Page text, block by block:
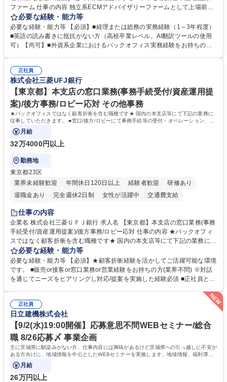
ファーム 仕事の内容 独立系ECMアドバイザリーファームとして上場前後
の資本市場戦略を設計する当社にて経理・総務をお任せします。基礎的な
バックオフィス業務からスタートし組織を支える専任担当として広く活躍
できる環境です。 ■日常経理、月次および年次決算サポート業務 ■本国
（グローバル）との英文メール対応（AI翻訳ツール等を使用しての対応で
業務をお任せします。残業も基本的には発生せず、ご自身のペースで業務
を進めやすく定着率の高い環境です。 募集職種 東京【経理・総務】週1日
出社程度のリモート中心/残業基本無/独立系ファーム
必要な経験・能力等
必要な経験・能力等 【必須】■経理または総務の実務経験（1～3年程度）
■英語の読み書きに抵抗がない方（高校卒業レベル。AI翻訳ツールの使用
可）【尚可】■外資系企業におけるバックオフィス実務経験をお持ちの方
【働き方について】現在は週4日程度の在宅勤務を実施しており、ワーク
ライフバランスを重視する方に最適な環境です（フルリモートも面接で相
談可）。【求める人物像】幅広いバックオフィス業務に柔軟に対応でき、
社内外と円滑にコミュニケーションを取りながら業務を推進できる方 学
歴・資格 学歴：大学院 大学 高専 短大 専修学校 高校 語学力： 資格：
正社員
株式会社三菱UFJ銀行
【東京都】本支店の窓口業務(事務手続受付/資産運用提
案)/後方事務/ロビー応対 その他事務
★バックオフィスではなく顧客折衝を含む職種です★ 国内の本支店等にて下記の業務に
従事していただきます。 ■窓口/後方/ロビーにて事務手続等の受付・オペレーション、お
客様対応
月給
32万4000円以上
勤務地
東京都23区
業界未経験歓迎
年間休日120日以上 経験者歓迎
研修あり
退職金あり
完全週休2日制 女性が活躍中
交通費支給
土日祝休み
仕事の内容
企業名 株式会社三菱ＵＦＪ銀行 求人名 【東京都】本支店の窓口業務(事務
手続受付/資産運用提案)/後方事務/ロビー応対 仕事の内容 ★バックオフィ
スではなく顧客折衝を含む職種です★ 国内の本支店等にて下記の業務に従
事していただきます。 ■窓口/後方/ロビーにて事務手続等の受付・オペレ
ーション、お客様対応 ■窓口にて、ご来店された個人のお客様に対して金
融商品のご提案 ■効率的な事務運用の検討・構築等 ≪業務紹介：ご応募前
に必ずご覧ください≫ ※記事 https://www.mysite.bk.mufg.jp/career/circle/
必要な経験・能力等
必要な経験・能力等 【必須】★顧客折衝経験を活かしてご活躍可能な環境
です。 ■販売or接客or窓口業務or営業経験をお持ちの方(業界不問) ※対話
を通じてニーズをヒアリングし対応/提案を実施した経験必須 ■正社員とし
事務経験 ■金融商品の提案・販売経験 ≪魅力≫研修やOJT環境が整ってい
るので安心して入行いただけます。 幅広いキャリアの選択肢があり、公募
や社内副業等を活用し、 一人ひとりが挑戦できるカルチャーが浸透してい
ます。 学歴・資格 学歴：大学院 大学 高専 短大 専修学校 高校 語学力：
資格：
正社員
日立建機株式会社
【9/2(水)19:00開催】応募意思不問WEBセミナー/総合
職 8/26応募〆 事業企画
主に茨城県に馴染みがない方、仕事内容には興味があるけど茨城県への引っ越しに不安が
ある方向けに、地域情報を中心としたWEBセミナーを実施します。地域情報、福利厚生
情報等をお伝えします。
月給
26万円以上